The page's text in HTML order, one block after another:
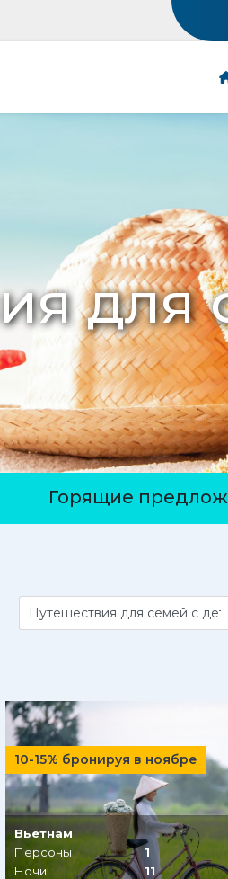
для
Горящие
10-15% бронируя в ноябре
Вьетнам
Персоны
1
Ночи
11